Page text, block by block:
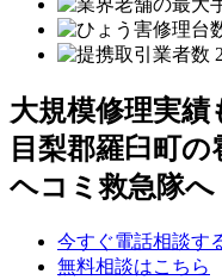
大規模修理実績
目梨郡羅臼町
ヘコミ救急隊へ
今すぐ電話相談す
無料相談はこちら